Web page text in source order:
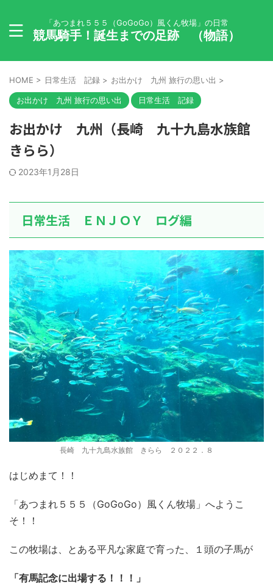
「あつまれ５５５（GoGoGo）風くん牧場」の日常
競馬騎手！誕生までの足跡 （物語）
HOME > 日常生活 記録 > お出かけ 九州 旅行の思い出 >
お出かけ 九州 旅行の思い出 日常生活 記録
お出かけ 九州（長崎 九十九島水族館
きらら）
2023年1月28日
日常生活 ＥＮＪＯＹ ログ編
長崎 九十九島水族館 きらら ２０２２．８
はじめまて！！
「あつまれ５５５（GoGoGo）風くん牧場」へようこ
そ！！
この牧場は、とある平凡な家庭で育った、１頭の子馬が
「有馬記念に出場する！！！」